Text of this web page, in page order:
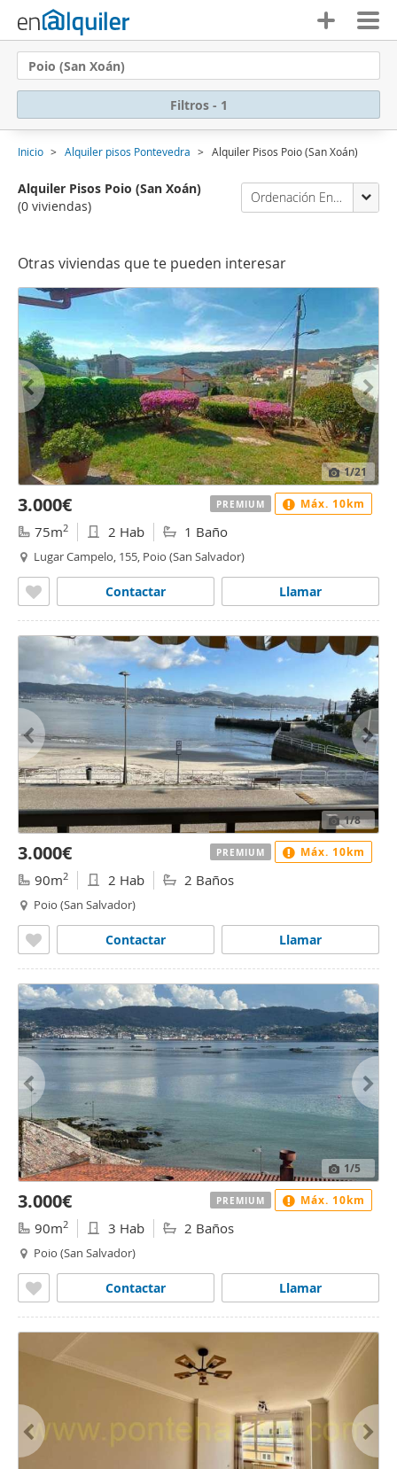
Poio (San Xoán)
Filtros - 1
Inicio Alquiler pisos Pontevedra Alquiler Pisos Poio (San Xoán)
Alquiler Pisos Poio (San Xoán)
(0 viviendas)
Ordenación Enalquiler
Otras viviendas que te pueden interesar
1/21
3.000€
75m2 2 Hab 1 Baño
Lugar Campelo, 155, Poio (San Salvador)
Llamar
Contactar
PREMIUM Máx. 10km
1/8
3.000€
90m2 2 Hab 2 Baños
Poio (San Salvador)
Llamar
Contactar
PREMIUM Máx. 10km
1/5
3.000€
90m2 3 Hab 2 Baños
Poio (San Salvador)
Llamar
Contactar
PREMIUM Máx. 10km